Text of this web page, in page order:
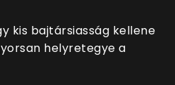
kis bajtársiasság kellene
helyretegye a